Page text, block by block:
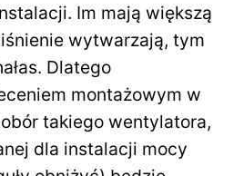
Im mają większą
wytwarzają, tym
Dlatego
montażowym w
takiego wentylatora,
dla instalacji mocy